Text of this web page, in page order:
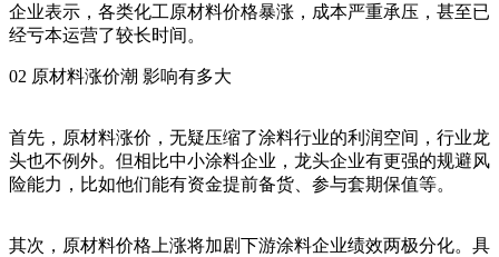
企业表示，各类化工原材料价格暴涨，成本严重承压，甚至已
经亏本运营了较长时间。
02 原材料涨价潮 影响有多大
首先，原材料涨价，无疑压缩了涂料行业的利润空间，行业龙
头也不例外。但相比中小涂料企业，龙头企业有更强的规避风
险能力，比如他们能有资金提前备货、参与套期保值等。
其次，原材料价格上涨将加剧下游涂料企业绩效两极分化。具